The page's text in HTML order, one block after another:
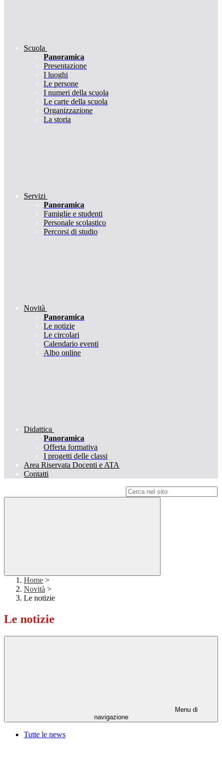
Scuola
Panoramica
Presentazione
I luoghi
Le persone
I numeri della scuola
Le carte della scuola
Organizzazione
La storia
Servizi
Panoramica
Famiglie e studenti
Personale scolastico
Percorsi di studio
Novità
Panoramica
Le notizie
Le circolari
Calendario eventi
Albo online
Didattica
Panoramica
Offerta formativa
I progetti delle classi
Area Riservata Docenti e ATA
Contatti
Home >
Novità >
Le notizie
Le notizie
Menu di
navigazione
Tutte le news